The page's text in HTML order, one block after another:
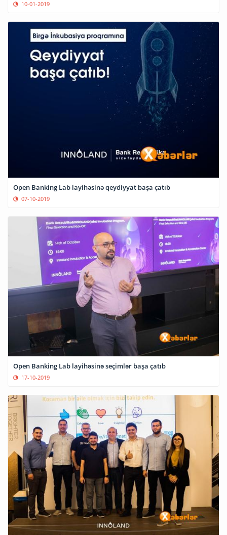
10-01-2019
Open Banking Lab layihəsinə qeydiyyat başa çatıb
07-10-2019
Open Banking Lab layihəsinə seçimlər başa çatıb
17-10-2019